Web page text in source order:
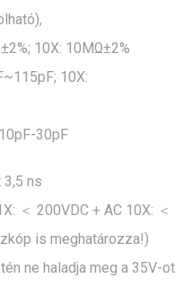
10X: 10MΩ±2%
10X:
30pF
ns
＜ 200VDC + AC 10X: ＜
is meghatározza!)
ne haladja meg a 35V-ot